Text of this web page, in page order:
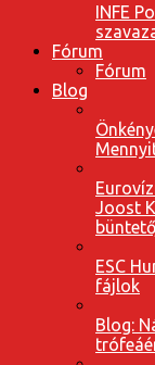
INFE
Fórum
Fórum
Blog
Joost
ESC
fájlok
Blog: